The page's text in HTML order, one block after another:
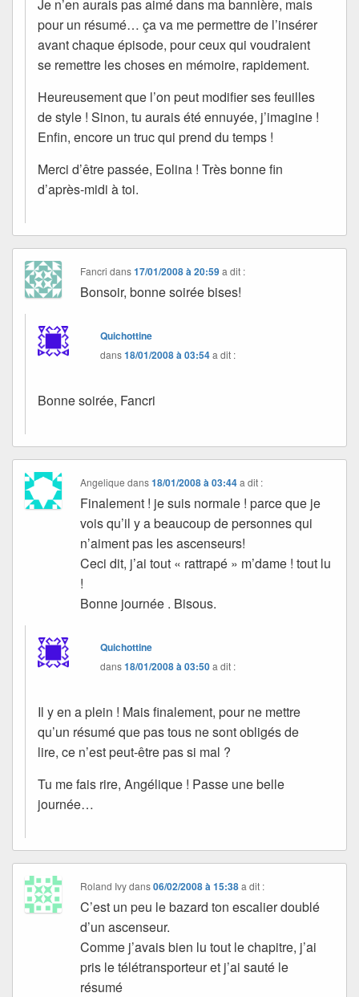
Je n’en aurais pas aimé dans ma bannière, mais
pour un résumé… ça va me permettre de l’insérer
avant chaque épisode, pour ceux qui voudraient
se remettre les choses en mémoire, rapidement.
Heureusement que l’on peut modifier ses feuilles
de style ! Sinon, tu aurais été ennuyée, j’imagine !
Enfin, encore un truc qui prend du temps !
Merci d’être passée, Eolina ! Très bonne fin
d’après-midi à toi.
Fancri dans17/01/2008 à 20:59 a dit :
Bonsoir, bonne soirée bises!
Quichottine
dans18/01/2008 à 03:54a dit :
Bonne soirée, Fancri
Angelique dans18/01/2008 à 03:44 a dit :
Finalement ! je suis normale ! parce que je
vois qu’il y a beaucoup de personnes qui
n’aiment pas les ascenseurs!
Ceci dit, j’ai tout « rattrapé » m’dame ! tout lu
!
Bonne journée . Bisous.
Quichottine
dans18/01/2008 à 03:50a dit :
Il y en a plein ! Mais finalement, pour ne mettre
qu’un résumé que pas tous ne sont obligés de
lire, ce n’est peut-être pas si mal ?
Tu me fais rire, Angélique ! Passe une belle
journée…
Roland Ivydans06/02/2008 à 15:38 a dit :
C’est un peu le bazard ton escalier doublé
d’un ascenseur.
Comme j’avais bien lu tout le chapitre, j’ai
pris le télétransporteur et j’ai sauté le
résumé